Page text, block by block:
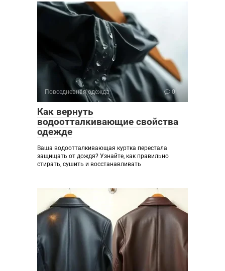
Повседневная одежда 0
Как вернуть
водоотталкивающие свойства
одежде
Ваша водоотталкивающая куртка перестала
защищать от дождя? Узнайте, как правильно
стирать, сушить и восстанавливать